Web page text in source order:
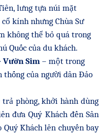
lưng tựa núi mặt
kính nhưng Chùa Sư
không thể bỏ quá trong
Quốc của du khách.
Vườn Sim – một trong
thống của người dân Đảo
phòng, khởi hành dùng
đưa Quý Khách đến Sân
Khách lên chuyến bay